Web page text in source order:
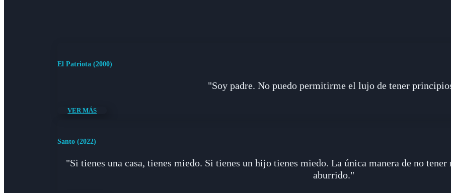
El Patriota (2000)
"Soy padre. No puedo permitirme el lujo de tener
VER MÁS
Santo (2022)
"Si tienes una casa, tienes miedo. Si tienes un hijo tienes miedo. La única manera de no tener
aburrido."